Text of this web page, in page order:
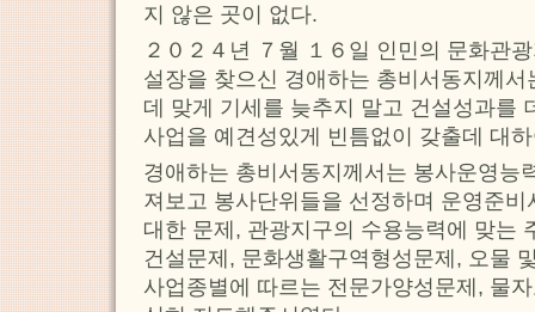
지 않은 곳이 없다.
２０２４년 ７월 １６일 인민의 문화관
설장을 찾으신 경애하는 총비서동지께
데 맞게 기세를 늦추지 말고 건설성과를
사업을 예견성있게 빈틈없이 갖출데 대
경애하는 총비서동지께서는 봉사운영능
져보고 봉사단위들을 선정하며 운영준
대한 문제, 관광지구의 수용능력에 맞는
건설문제, 문화생활구역형성문제, 오물
사업종별에 따르는 전문가양성문제, 물